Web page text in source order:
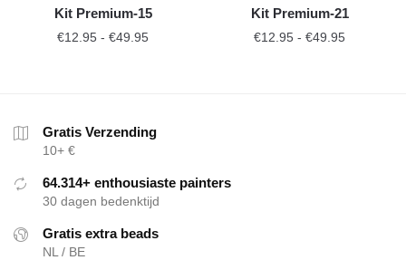
Kit Premium-15
€12.95 - €49.95
Kit Premium-21
€12.95 - €49.95
Gratis Verzending
10+ €
64.314+ enthousiaste painters
30 dagen bedenktijd
Gratis extra beads
NL / BE